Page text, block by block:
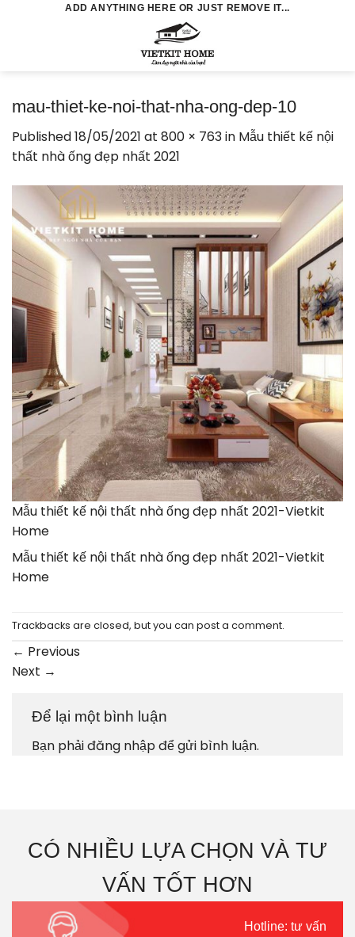
ADD ANYTHING HERE OR JUST REMOVE IT...
mau-thiet-ke-noi-that-nha-ong-dep-10
Published18/05/2021 at 800 × 763in Mẫu thiết kế nội
thất nhà ống đẹp nhất 2021
Mẫu thiết kế nội thất nhà ống đẹp nhất 2021-Vietkit
Home
Mẫu thiết kế nội thất nhà ống đẹp nhất 2021-Vietkit
Home
Trackbacks are closed, but you can post a comment.
← Previous
Next →
Để lại một bình luận
Bạn phảiđăng nhậpđể gửi bình luận.
CÓ NHIỀU LỰA CHỌN VÀ TƯ
VẤN TỐT HƠN
Hotline: tư vấn